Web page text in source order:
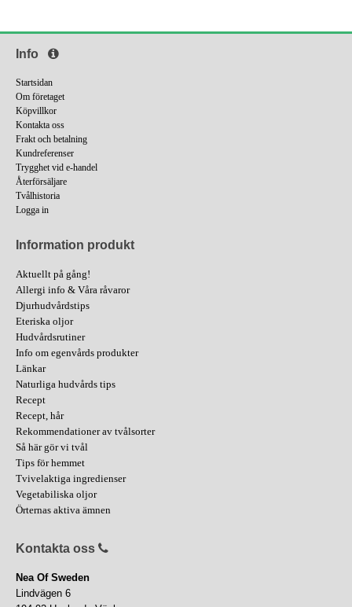
Info
Startsidan
Om företaget
Köpvillkor
Kontakta oss
Frakt och betalning
Kundreferenser
Trygghet vid e-handel
Återförsäljare
Tvålhistoria
Logga in
Information produkt
Aktuellt på gång!
Allergi info & Våra råvaror
Djurhudvårdstips
Eteriska oljor
Hudvårdsrutiner
Info om egenvårds produkter
Länkar
Naturliga hudvårds tips
Recept
Recept, hår
Rekommendationer av tvålsorter
Så här gör vi tvål
Tips för hemmet
Tvivelaktiga ingredienser
Vegetabiliska oljor
Örternas aktiva ämnen
Kontakta oss
Nea Of Sweden
Lindvägen 6